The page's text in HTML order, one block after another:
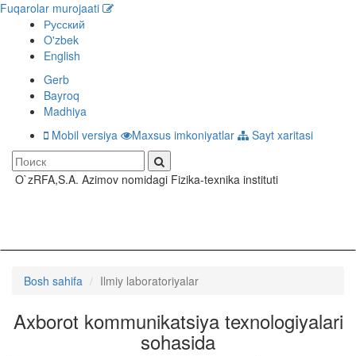
Fuqarolar murojaati
Русский
O'zbek
English
Gerb
Bayroq
Madhiya
Mobil versiya
Maxsus imkoniyatlar Sayt xaritasi
O`zRFA,S.A. Azimov nomidagi Fizika-texnika instituti
Bosh sahifa Ilmiy laboratoriyalar
Axborot kommunikatsiya texnologiyalari
sohasida